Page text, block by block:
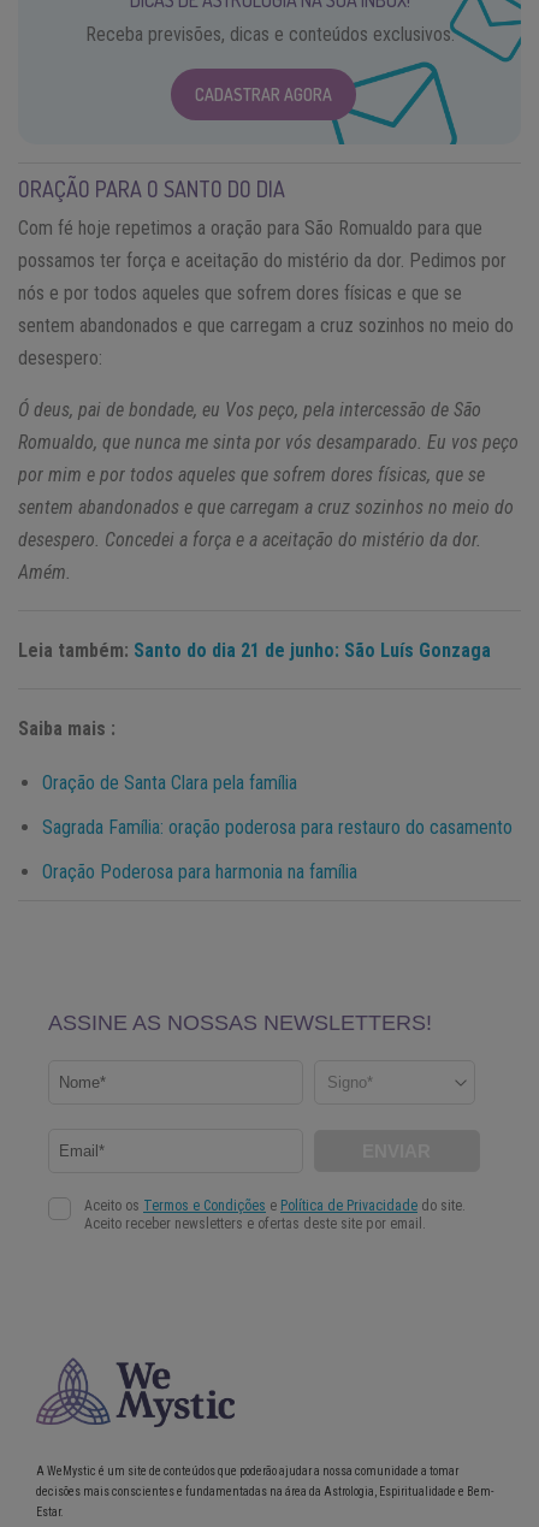
Receba previsões, dicas e conteúdos exclusivos.
CADASTRAR AGORA
ORAÇÃO PARA O SANTO DO DIA
Com fé hoje repetimos a oração para São Romualdo para que
possamos ter força e aceitação do mistério da dor. Pedimos por
nós e por todos aqueles que sofrem dores físicas e que se
sentem abandonados e que carregam a cruz sozinhos no meio do
desespero:
Ó deus, pai de bondade, eu Vos peço, pela intercessão de São
Romualdo, que nunca me sinta por vós desamparado. Eu vos peço
por mim e por todos aqueles que sofrem dores físicas, que se
sentem abandonados e que carregam a cruz sozinhos no meio do
desespero. Concedei a força e a aceitação do mistério da dor.
Amém.
Leia também: Santo do dia 21 de junho: São Luís Gonzaga
Saiba mais :
Oração de Santa Clara pela família
Sagrada Família: oração poderosa para restauro do casamento
Oração Poderosa para harmonia na família
A WeMystic é um site de conteúdos que poderão ajudar a nossa comunidade a tomar
decisões mais conscientes e fundamentadas na área da Astrologia, Espiritualidade e Bem-
Estar.